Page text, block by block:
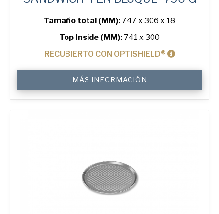
Tamaño total (MM):747 x 306 x 18
Top Inside (MM):741 x 300
RECUBIERTO CON OPTISHIELD®
750
g
Sandwich
MÁS INFORMACIÓN